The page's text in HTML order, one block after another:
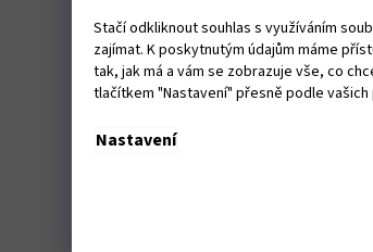
Stačí odkliknout souhlas s využíváním
zajímat. K poskytnutým údajům máme
tak, jak má a vám se zobrazuje vše, co
tlačítkem "Nastavení" přesně podle
Nastavení
Parametry
Nastavení úhlu, levý
Nastavení úhlu, pravý
Hmotnost